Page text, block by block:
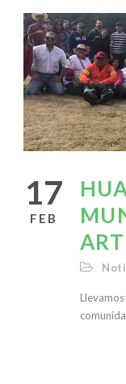
17
FEB